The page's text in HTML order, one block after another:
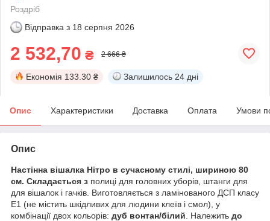
Роздріб
Відправка з 18 серпня 2026
2 532,70 ₴ 2 666 ₴
Економія 133.30 ₴ Залишилось 24 дні
Опис Характеристики Доставка Оплата Умови
Опис
Настінна вішалка Нітро в сучасному стилі, шириною 80
см. Складається з полиці для головних уборів, штанги для
для вішалок і гачків. Виготовляється з ламінованого ДСП класу
Е1 (не містить шкідливих для людини клеїв і смол), у
комбінації двох кольорів: дуб вонтан/білий . Належить до